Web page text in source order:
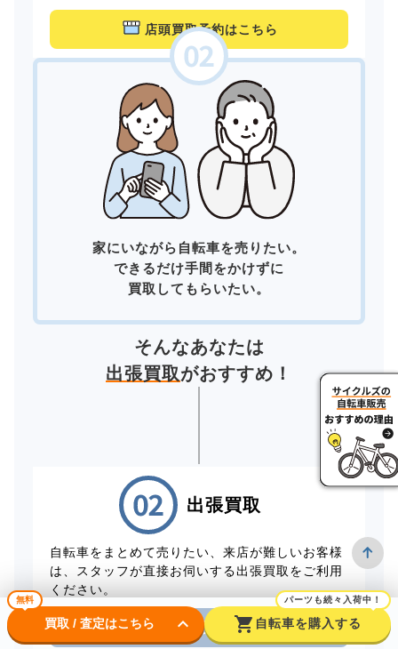
店頭買取予約はこちら
家にいながら自転車を売りたい。
できるだけ手間をかけずに
買取してもらいたい。
そんなあなたは
出張買取がおすすめ！
出張買取
自転車をまとめて売りたい、来店が難しいお客様
は、スタッフが直接お伺いする出張買取をご利用
ください。
電話から出張買取を申し込む
無料
買取 / 査定はこちら keyboard_arrow_down shopping_cart
パーツも続々入荷中！
自転車を購入する